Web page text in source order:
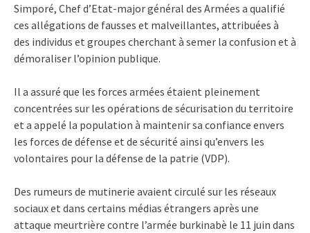
Simporé, Chef d’Etat-major général des Armées a qualifié
ces allégations de fausses et malveillantes, attribuées à
des individus et groupes cherchant à semer la confusion et à
démoraliser l’opinion publique.
Il a assuré que les forces armées étaient pleinement
concentrées sur les opérations de sécurisation du territoire
et a appelé la population à maintenir sa confiance envers
les forces de défense et de sécurité ainsi qu’envers les
volontaires pour la défense de la patrie (VDP).
Des rumeurs de mutinerie avaient circulé sur les réseaux
sociaux et dans certains médias étrangers après une
attaque meurtrière contre l’armée burkinabè le 11 juin dans